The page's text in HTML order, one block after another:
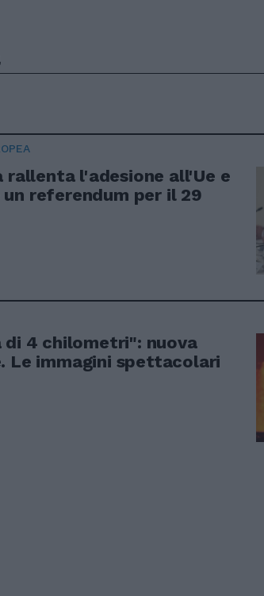
rallenta l'adesione all'Ue e
referendum per il 29
di 4 chilometri": nuova
Le immagini spettacolari